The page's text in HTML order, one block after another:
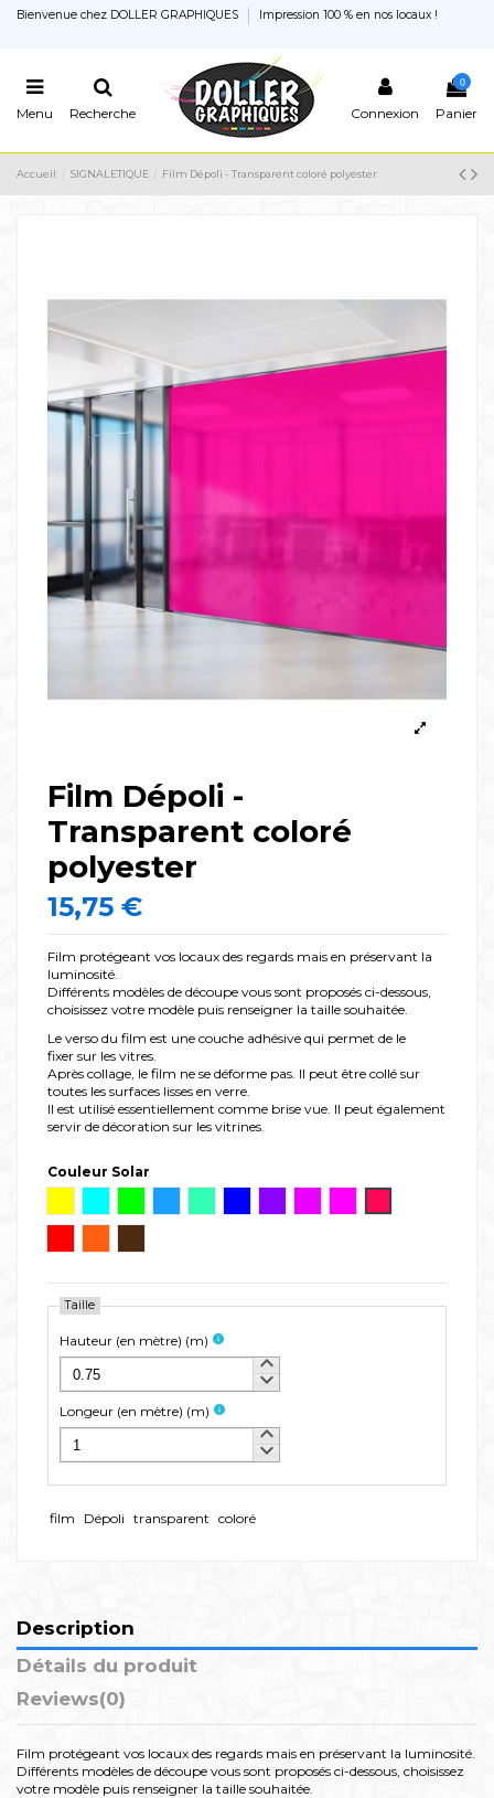
Bienvenue chez DOLLER GRAPHIQUES Impression 100 % en nos locaux !
Menu Recherche Connexion
0
Panier
Accueil SIGNALETIQUE Film Dépoli - Transparent coloré polyester
Film Dépoli -
Transparent coloré
polyester
15,75 €
Film protégeant vos locaux des regards mais en préservant la
luminosité.
Différents modèles de découpe vous sont proposés ci-dessous,
choisissez votre modèle puis renseigner la taille souhaitée.
Le verso du film est une couche adhésive qui permet de le
fixer sur les vitres.
Après collage, le film ne se déforme pas. Il peut être collé sur
toutes les surfaces lisses en verre.
Il est utilisé essentiellement comme brise vue. Il peut également
servir de décoration sur les vitrines.
Couleur Solar
Taille
Hauteur (en mètre) (m) info
keyboard_arrow_up
keyboard_arrow_down
Longeur (en mètre) (m) info
keyboard_arrow_up
keyboard_arrow_down
film Dépoli transparent coloré
Description
Détails du produit
Reviews(0)
Film protégeant vos locaux des regards mais en préservant la luminosité.
Différents modèles de découpe vous sont proposés ci-dessous, choisissez
votre modèle puis renseigner la taille souhaitée.